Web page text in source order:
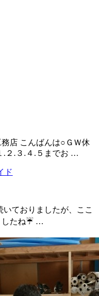
店 こんばんは○ＧＷ休
.２.３.４.５までお …
ておりましたが、ここ
したね☔ …